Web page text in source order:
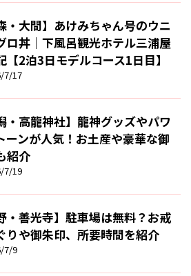
・大間】あけみちゃん号のウニ
ロ丼｜下風呂観光ホテル三浦屋
【2泊3日モデルコース1日目】
7/17
・高龍神社】龍神グッズやパワ
ーンが人気！お土産や豪華な御
紹介
7/19
・善光寺】駐車場は無料？お戒
りや御朱印、所要時間を紹介
7/9